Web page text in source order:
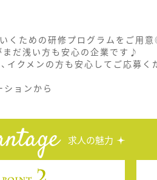
くための研修プログラムをご用
まだ浅い方も安心の企業です♪
イクメンの方も安心してご応募く
ョンから
求人の魅力